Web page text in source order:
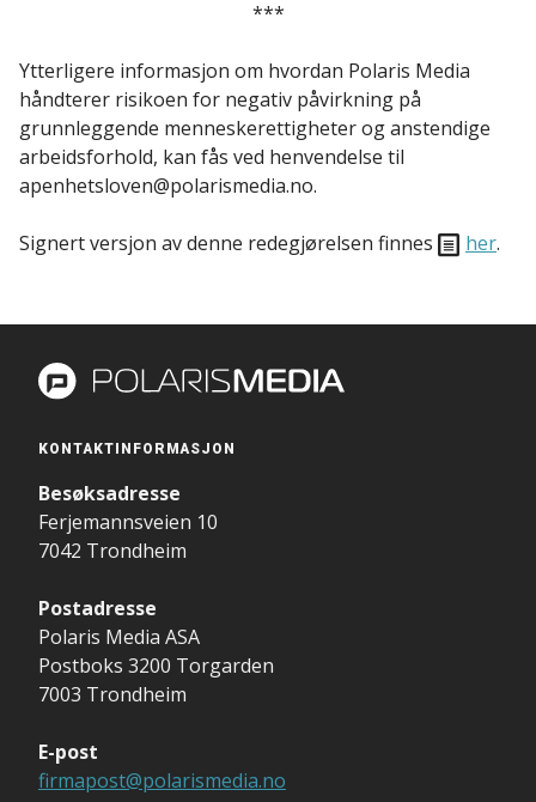
***
Ytterligere informasjon om hvordan Polaris Media
håndterer risikoen for negativ påvirkning på
grunnleggende menneskerettigheter og anstendige
arbeidsforhold, kan fås ved henvendelse til
apenhetsloven@polarismedia.no.
Signert versjon av denne redegjørelsen finnes her.
KONTAKTINFORMASJON
Besøksadresse
Ferjemannsveien 10
7042 Trondheim
Postadresse
Polaris Media ASA
Postboks 3200 Torgarden
7003 Trondheim
E-post
firmapost@polarismedia.no